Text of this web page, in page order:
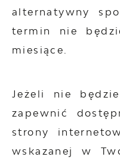
alternatywny
termin nie
miesiące.
Jeżeli nie
zapewnić
strony
wskazanej w